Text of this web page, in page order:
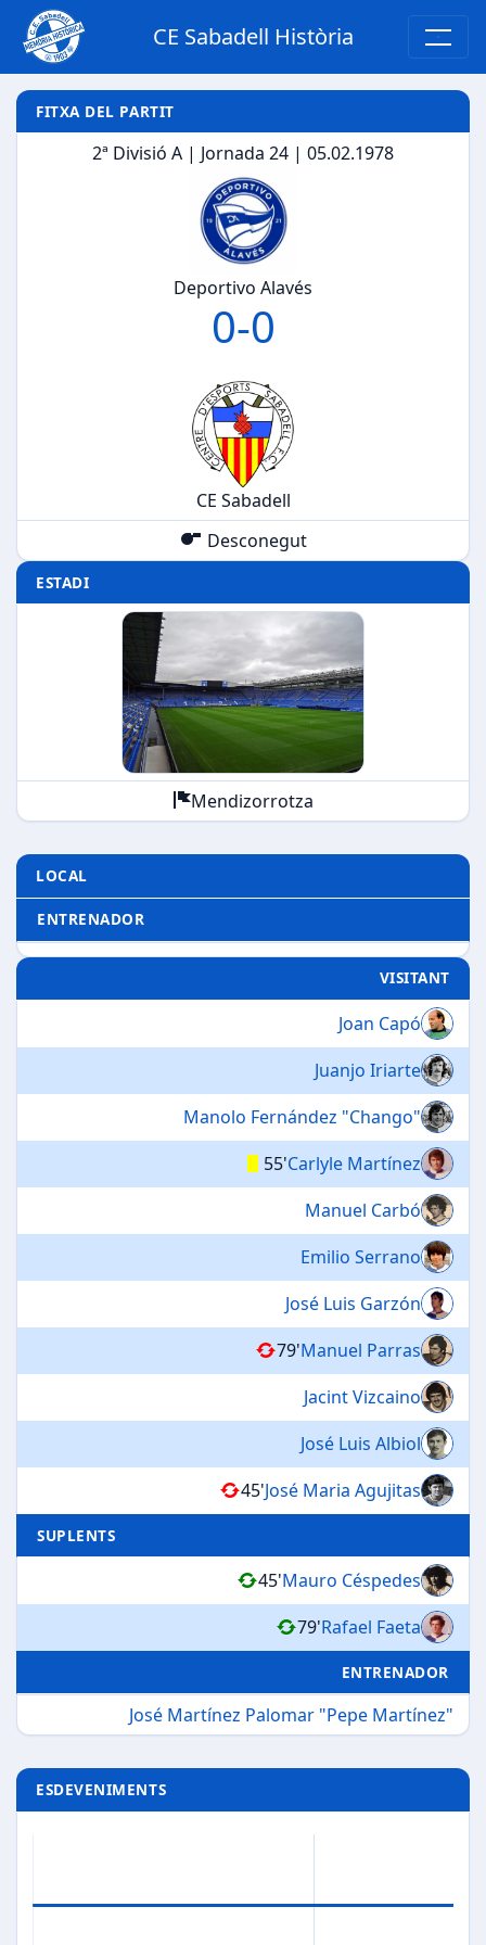
CE Sabadell Història
FITXA DEL PARTIT
2ª Divisió A | Jornada 24 | 05.02.1978
Deportivo Alavés
0-0
CE Sabadell
Desconegut
ESTADI
Mendizorrotza
LOCAL
ENTRENADOR
VISITANT
Joan Capó
Juanjo Iriarte
Manolo Fernández "Chango"
55'Carlyle Martínez
Manuel Carbó
Emilio Serrano
José Luis Garzón
79'Manuel Parras
Jacint Vizcaino
José Luis Albiol
45'José Maria Agujitas
SUPLENTS
45'Mauro Céspedes
79'Rafael Faeta
ENTRENADOR
José Martínez Palomar "Pepe Martínez"
ESDEVENIMENTS